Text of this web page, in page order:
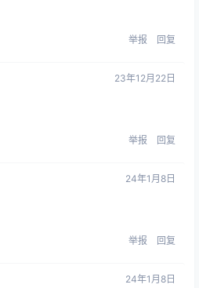
举报 回复
23年12月22日
举报 回复
24年1月8日
举报 回复
24年1月8日